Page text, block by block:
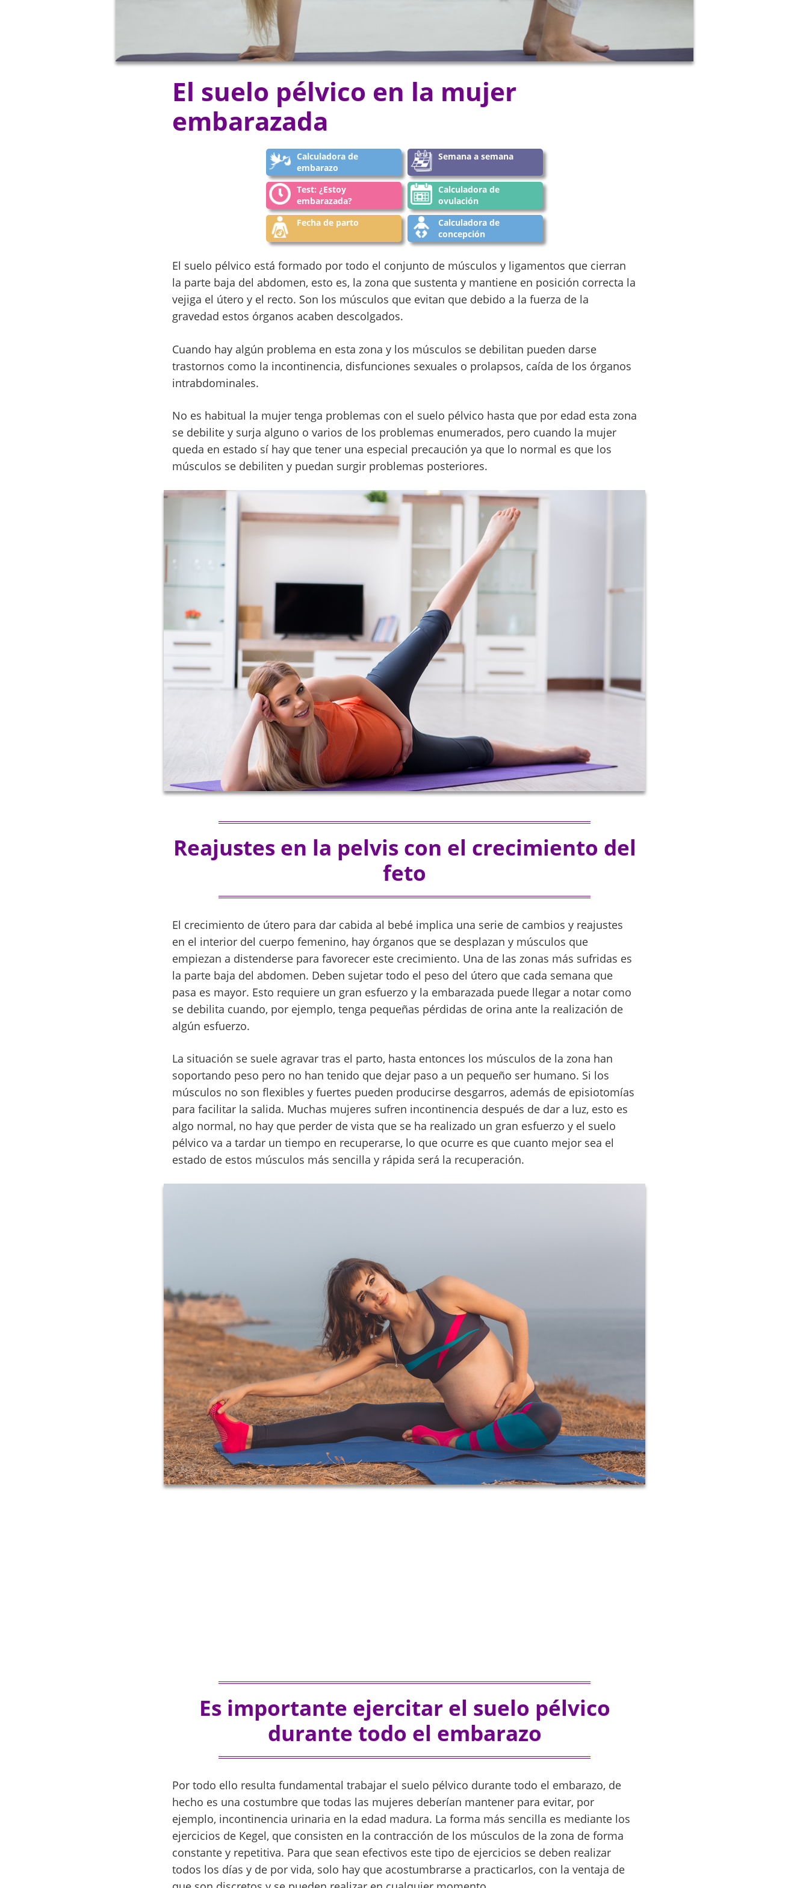
El suelo pélvico en la mujer
embarazada
Calculadora de
embarazo
Semana a semana
Test: ¿Estoy
embarazada?
Calculadora de
ovulación
Fecha de parto
Calculadora de
concepción
El suelo pélvico está formado por todo el conjunto de músculos y ligamentos que cierran
la parte baja del abdomen, esto es, la zona que sustenta y mantiene en posición correcta la
vejiga el útero y el recto. Son los músculos que evitan que debido a la fuerza de la
gravedad estos órganos acaben descolgados.
Cuando hay algún problema en esta zona y los músculos se debilitan pueden darse
trastornos como la incontinencia, disfunciones sexuales o prolapsos, caída de los órganos
intrabdominales.
No es habitual la mujer tenga problemas con el suelo pélvico hasta que por edad esta zona
se debilite y surja alguno o varios de los problemas enumerados, pero cuando la mujer
queda en estado sí hay que tener una especial precaución ya que lo normal es que los
músculos se debiliten y puedan surgir problemas posteriores.
Reajustes en la pelvis con el crecimiento del
feto
El crecimiento de útero para dar cabida al bebé implica una serie de cambios y reajustes
en el interior del cuerpo femenino, hay órganos que se desplazan y músculos que
empiezan a distenderse para favorecer este crecimiento. Una de las zonas más sufridas es
la parte baja del abdomen. Deben sujetar todo el peso del útero que cada semana que
pasa es mayor. Esto requiere un gran esfuerzo y la embarazada puede llegar a notar como
se debilita cuando, por ejemplo, tenga pequeñas pérdidas de orina ante la realización de
algún esfuerzo.
La situación se suele agravar tras el parto, hasta entonces los músculos de la zona han
soportando peso pero no han tenido que dejar paso a un pequeño ser humano. Si los
músculos no son flexibles y fuertes pueden producirse desgarros, además de episiotomías
para facilitar la salida. Muchas mujeres sufren incontinencia después de dar a luz, esto es
algo normal, no hay que perder de vista que se ha realizado un gran esfuerzo y el suelo
pélvico va a tardar un tiempo en recuperarse, lo que ocurre es que cuanto mejor sea el
estado de estos músculos más sencilla y rápida será la recuperación.
Es importante ejercitar el suelo pélvico
durante todo el embarazo
Por todo ello resulta fundamental trabajar el suelo pélvico durante todo el embarazo, de
hecho es una costumbre que todas las mujeres deberían mantener para evitar, por
ejemplo, incontinencia urinaria en la edad madura. La forma más sencilla es mediante los
ejercicios de Kegel, que consisten en la contracción de los músculos de la zona de forma
constante y repetitiva. Para que sean efectivos este tipo de ejercicios se deben realizar
todos los días y de por vida, solo hay que acostumbrarse a practicarlos, con la ventaja de